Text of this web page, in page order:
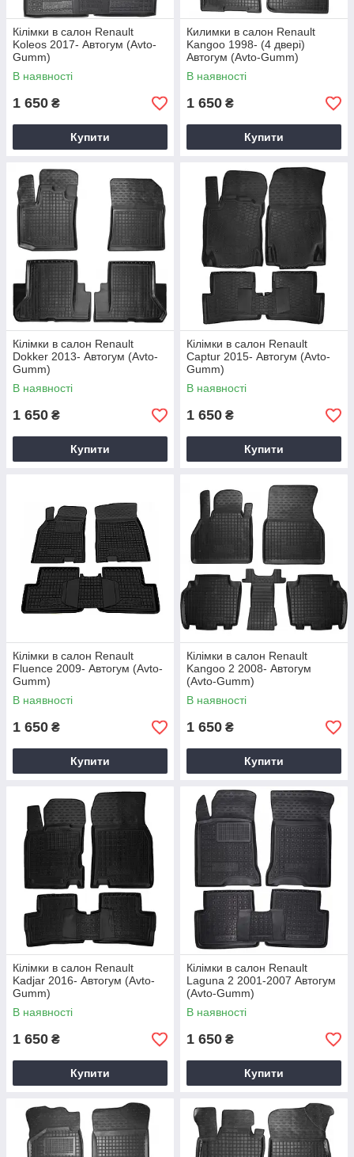
Кілімки в салон Renault
Koleos 2017- Автогум (Avto-
Gumm)
В наявності
1 650 ₴
Купити
Килимки в салон Renault
Kangoo 1998- (4 двері)
Автогум (Avto-Gumm)
В наявності
1 650 ₴
Купити
Кілімки в салон Renault
Dokker 2013- Автогум (Avto-
Gumm)
В наявності
1 650 ₴
Купити
Кілімки в салон Renault
Captur 2015- Автогум (Avto-
Gumm)
В наявності
1 650 ₴
Купити
Кілімки в салон Renault
Fluence 2009- Автогум (Avto-
Gumm)
В наявності
1 650 ₴
Купити
Кілімки в салон Renault
Kangoo 2 2008- Автогум
(Avto-Gumm)
В наявності
1 650 ₴
Купити
Кілімки в салон Renault
Kadjar 2016- Автогум (Avto-
Gumm)
В наявності
1 650 ₴
Купити
Кілімки в салон Renault
Laguna 2 2001-2007 Автогум
(Avto-Gumm)
В наявності
1 650 ₴
Купити